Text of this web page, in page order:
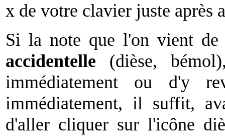
x de votre clavier juste après
Si la note que l'on vient
accidentelle (dièse,
immédiatement ou d'y
immédiatement, il suffit,
d'aller cliquer sur l'icône